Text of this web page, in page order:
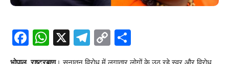
Facebook
WhatsApp
X Telegram
Copy
Link